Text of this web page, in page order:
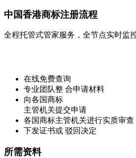
中国香港商标注册流程
全程托管式管家服务，全节点实时监
在线免费查询
专业团队整 合申请材料
向各国商标
主管机关提交申请
各国商标主管机关进行实质审查
下发证书或 驳回决定
所需资料